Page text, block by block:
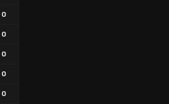
0
0
0
0
0